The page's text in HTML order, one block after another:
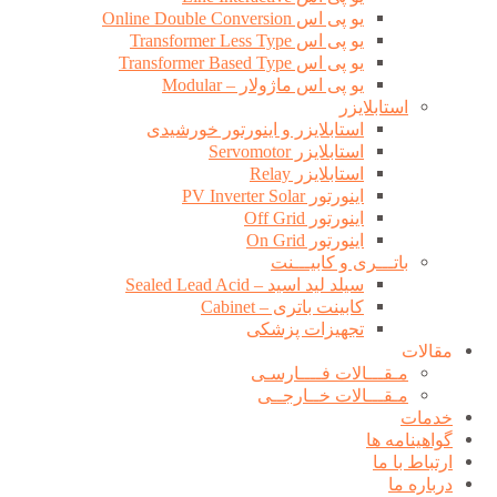
یو پی اس Online Double Conversion
یو پی اس Transformer Less Type
یو پی اس Transformer Based Type
یو پی اس ماژولار – Modular
استابلایزر
استابلایزر و اینورتور خورشیدی
استابلایزر Servomotor
استابلایزر Relay
اینورتور PV Inverter Solar
اینورتور Off Grid
اینورتور On Grid
باتـــری و کابیـــنت
سیلد لید اسید – Sealed Lead Acid
کابینت باتری – Cabinet
تجهیزات پزشکی
مقالات
مـقـــالات فــــارسـی
مـقـــالات خــارجــی
خدمات
گواهینامه ها
ارتباط با ما
درباره ما